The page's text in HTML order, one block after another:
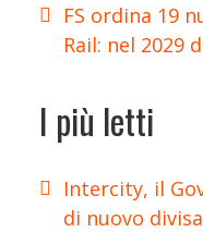
FS ordina 19
Rail: nel 2029
I più letti
Intercity, il
di nuovo